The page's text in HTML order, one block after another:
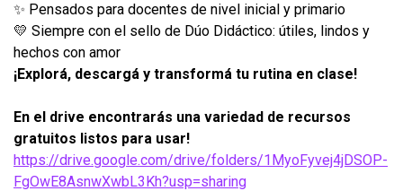
✨ Pensados para docentes de nivel inicial y primario
💛 Siempre con el sello de Dúo Didáctico: útiles, lindos y
hechos con amor
¡Explorá, descargá y transformá tu rutina en clase!
En el drive encontrarás una variedad de recursos
gratuitos listos para usar!
https://drive.google.com/drive/folders/1MyoFyvej4jDSOP-
FgOwE8AsnwXwbL3Kh?usp=sharing